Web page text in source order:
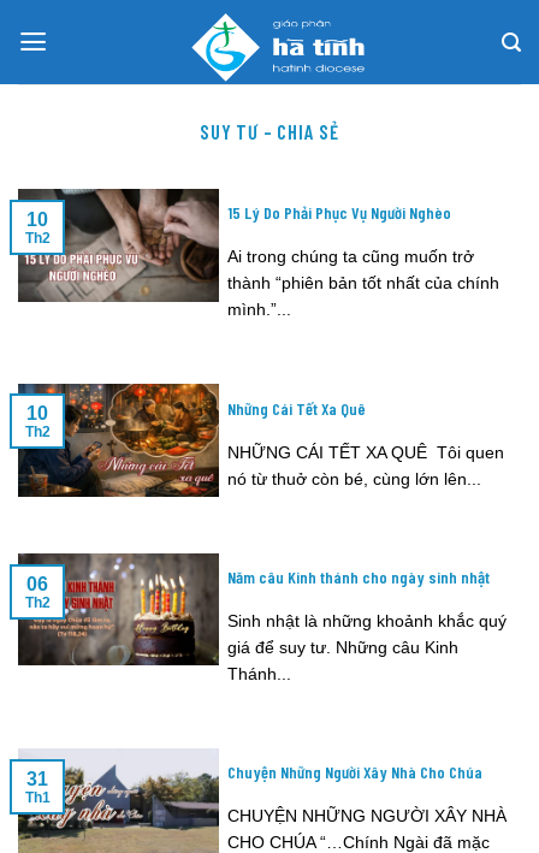
SUY TƯ – CHIA SẺ
15 Lý Do Phải Phục Vụ Người Nghèo
Ai trong chúng ta cũng muốn trở
thành “phiên bản tốt nhất của chính
mình.”...
10
Th2
Những Cái Tết Xa Quê
NHỮNG CÁI TẾT XA QUÊ Tôi quen
nó từ thuở còn bé, cùng lớn lên...
10
Th2
Năm câu Kinh thánh cho ngày sinh nhật
Sinh nhật là những khoảnh khắc quý
giá để suy tư. Những câu Kinh
Thánh...
06
Th2
Chuyện Những Người Xây Nhà Cho Chúa
CHUYỆN NHỮNG NGƯỜI XÂY NHÀ
CHO CHÚA “…Chính Ngài đã mặc
31
Th1